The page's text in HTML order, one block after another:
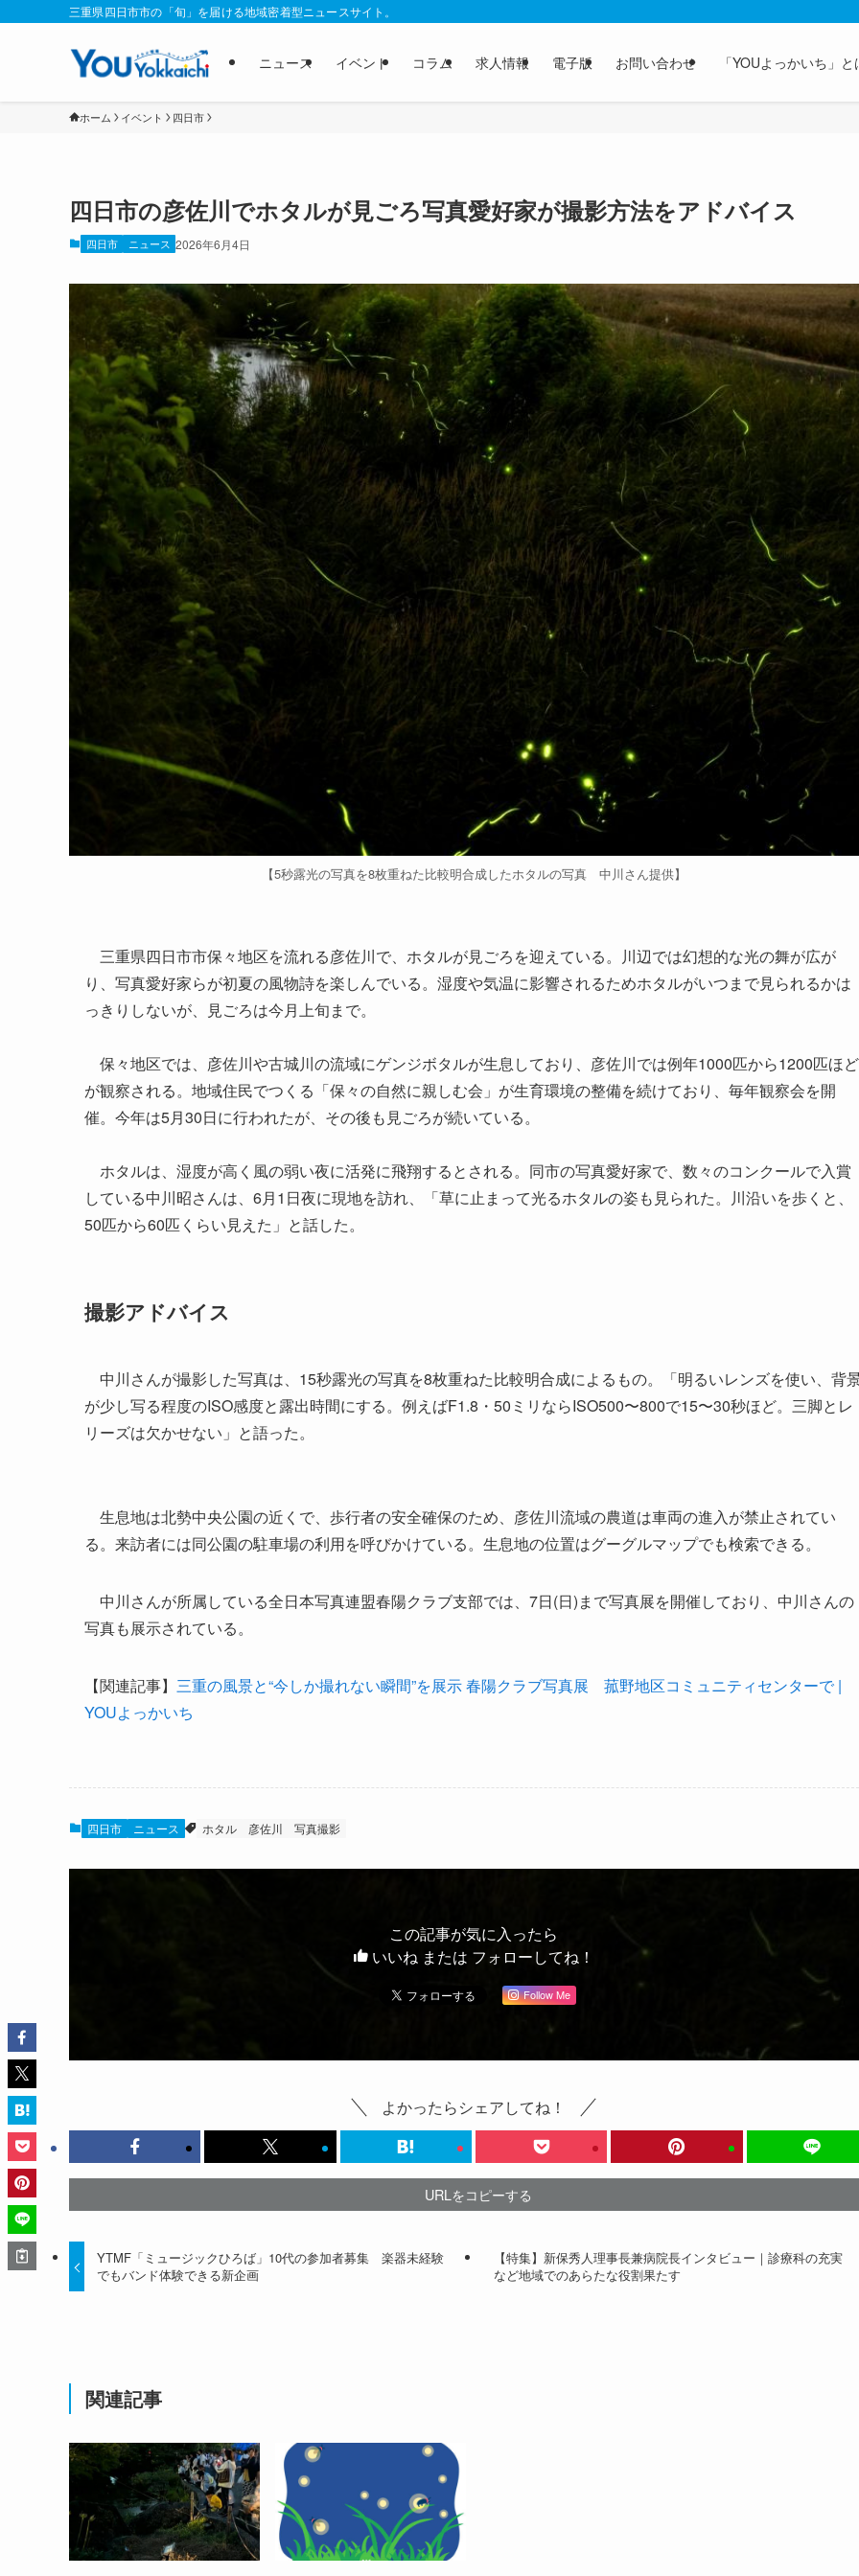
三重県四日市市の「旬」を届ける地域密着型ニュースサイト。
ニュース イベント コラム 求人情報 電子版 お問い合わせ 「YOUよっかいち」と
ホーム イベント 四日市
四日市の彦佐川でホタルが見ごろ写真愛好家が撮影方法をアドバイス
四日市 ニュース 2026年6月4日
【5秒露光の写真を8枚重ねた比較明合成したホタルの写真 中川さん提供】
三重県四日市市保々地区を流れる彦佐川で、ホタルが見ごろを迎えている。川辺では幻想的な光の舞が広が
り、写真愛好家らが初夏の風物詩を楽しんでいる。湿度や気温に影響されるためホタルがいつまで見られるかは
っきりしないが、見ごろは今月上旬まで。
保々地区では、彦佐川や古城川の流域にゲンジボタルが生息しており、彦佐川では例年1000匹から1200匹ほど
が観察される。地域住民でつくる「保々の自然に親しむ会」が生育環境の整備を続けており、毎年観察会を開
催。今年は5月30日に行われたが、その後も見ごろが続いている。
ホタルは、湿度が高く風の弱い夜に活発に飛翔するとされる。同市の写真愛好家で、数々のコンクールで入賞
している中川昭さんは、6月1日夜に現地を訪れ、「草に止まって光るホタルの姿も見られた。川沿いを歩くと、
50匹から60匹くらい見えた」と話した。
撮影アドバイス
中川さんが撮影した写真は、15秒露光の写真を8枚重ねた比較明合成によるもの。「明るいレンズを使い、背
が少し写る程度のISO感度と露出時間にする。例えばF1.8・50ミリならISO500〜800で15〜30秒ほど。三脚とレ
リーズは欠かせない」と語った。
生息地は北勢中央公園の近くで、歩行者の安全確保のため、彦佐川流域の農道は車両の進入が禁止されてい
る。来訪者には同公園の駐車場の利用を呼びかけている。生息地の位置はグーグルマップでも検索できる。
中川さんが所属している全日本写真連盟春陽クラブ支部では、7日(日)まで写真展を開催しており、中川さんの
写真も展示されている。
【関連記事】 三重の風景と“今しか撮れない瞬間”を展示 春陽クラブ写真展 菰野地区コミュニティセンターで |
YOUよっかいち
四日市 ニュース ホタル 彦佐川 写真撮影
この記事が気に入ったら
いいね または フォローしてね！
Follow Me
よかったらシェアしてね！
URLをコピーする
YTMF「ミュージックひろば」10代の参加者募集 楽器未経験
でもバンド体験できる新企画
【特集】新保秀人理事長兼病院長インタビュー｜診療科の充実
など地域でのあらたな役割果たす
関連記事